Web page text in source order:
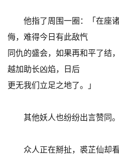
他指了周围一圈：「在座诸
侮，难得今日有此敌忾
同仇的盛会，如果再和平了结
越加助长凶焰，日后
更无我们立足之地了。」
其他妖人也纷纷出言赞同。
众人正在掰扯，裘芷仙却看